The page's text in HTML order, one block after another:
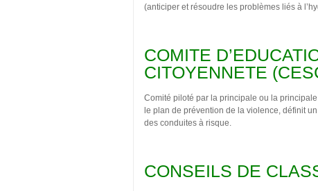
(anticiper et résoudre les problèmes liés à
COMITE
CITOYENNETE
Comité piloté par la principale ou la
le plan de prévention de la violence, définit
des conduites à risque.
CONSEILS DE